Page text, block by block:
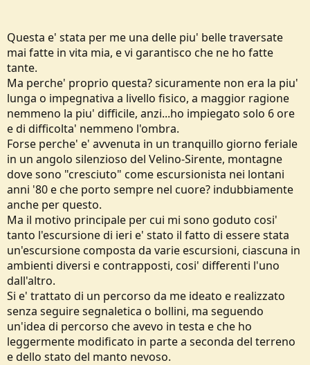
Questa e' stata per me una delle piu' belle traversate
mai fatte in vita mia, e vi garantisco che ne ho fatte
tante.
Ma perche' proprio questa? sicuramente non era la piu'
lunga o impegnativa a livello fisico, a maggior ragione
nemmeno la piu' difficile, anzi...ho impiegato solo 6 ore
e di difficolta' nemmeno l'ombra.
Forse perche' e' avvenuta in un tranquillo giorno feriale
in un angolo silenzioso del Velino-Sirente, montagne
dove sono "cresciuto" come escursionista nei lontani
anni '80 e che porto sempre nel cuore? indubbiamente
anche per questo.
Ma il motivo principale per cui mi sono goduto cosi'
tanto l'escursione di ieri e' stato il fatto di essere stata
un'escursione composta da varie escursioni, ciascuna in
ambienti diversi e contrapposti, cosi' differenti l'uno
dall'altro.
Si e' trattato di un percorso da me ideato e realizzato
senza seguire segnaletica o bollini, ma seguendo
un'idea di percorso che avevo in testa e che ho
leggermente modificato in parte a seconda del terreno
e dello stato del manto nevoso.